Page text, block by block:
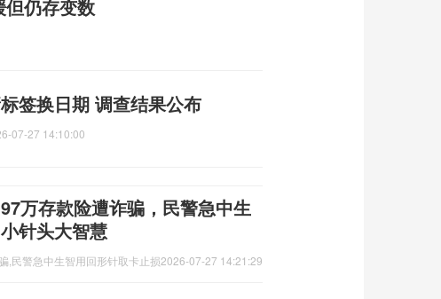
仍存变数
签换日期 调查结果公布
07-27 14:10:00
万存款险遭诈骗，民警急中生
针头大智慧
,民警急中生智用回形针取卡止损2026-07-27 14:21:29